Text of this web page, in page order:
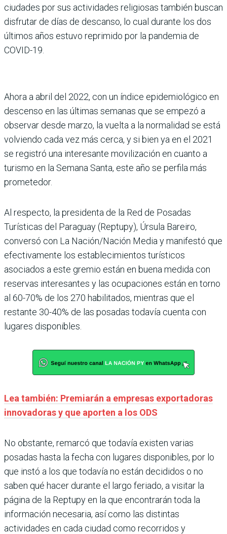
ciudades por sus actividades religiosas también buscan
disfrutar de días de descanso, lo cual durante los dos
últimos años estuvo reprimido por la pandemia de
COVID-19.
Ahora a abril del 2022, con un índice epidemiológico en
descenso en las últimas semanas que se empezó a
observar desde marzo, la vuelta a la normalidad se está
volviendo cada vez más cerca, y si bien ya en el 2021
se registró una interesante movilización en cuanto a
turismo en la Semana Santa, este año se perfila más
prometedor.
Al respecto, la presidenta de la Red de Posadas
Turísticas del Paraguay (Reptupy), Úrsula Bareiro,
conversó con La Nación/Nación Media y manifestó que
efectivamente los establecimientos turísticos
asociados a este gremio están en buena medida con
reservas interesantes y las ocupaciones están en torno
al 60-70% de los 270 habilitados, mientras que el
restante 30-40% de las posadas todavía cuenta con
lugares disponibles.
Lea también: Premiarán a empresas exportadoras
innovadoras y que aporten a los ODS
No obstante, remarcó que todavía existen varias
posadas hasta la fecha con lugares disponibles, por lo
que instó a los que todavía no están decididos o no
saben qué hacer durante el largo feriado, a visitar la
página de la Reptupy en la que encontrarán toda la
información necesaria, así como las distintas
actividades en cada ciudad como recorridos y